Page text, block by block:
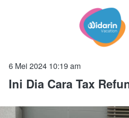
6 Mei 2024 10:19 am
Ini Dia Cara Tax